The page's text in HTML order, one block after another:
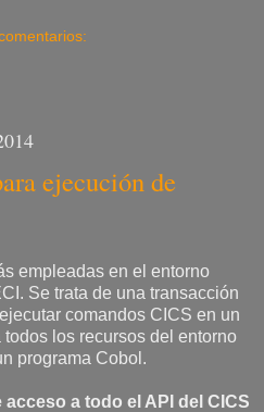
ejecución de
empleadas en el entorno
Se trata de una transacción
comandos CICS en un
los recursos del entorno
programa Cobol.
a todo el API del CICS